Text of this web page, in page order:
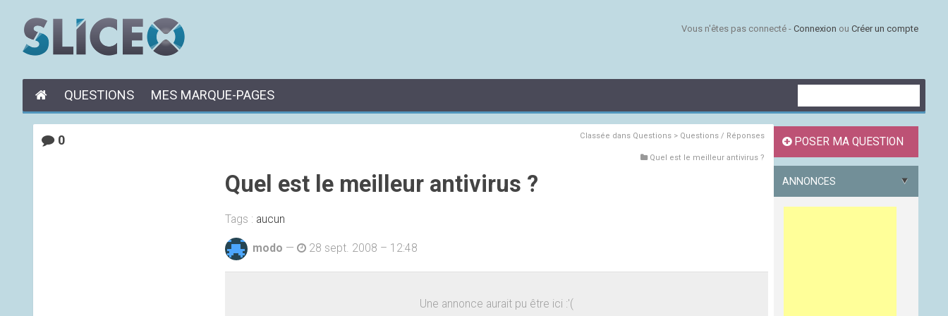
Vous n'êtes pas connecté - Connexion ou Créer un compte
QUESTIONS MES MARQUE-PAGES
Classée dans Questions > Questions / Réponses
Quel est le meilleur antivirus ?
Quel est le meilleur antivirus ?
Tags : aucun
modo — 28 sept. 2008 – 12:48
Une annonce aurait pu être ici :'(
0 POSER MA QUESTION
ANNONCES